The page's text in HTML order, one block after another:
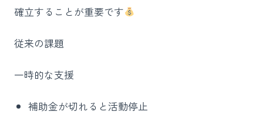
確立することが重要です
従来の課題
一時的な支援
補助金が切れると活動停止